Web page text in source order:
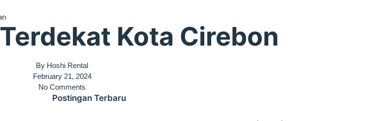
Kota Cirebon
By Hoshi Rental
February 21, 2024
No Comments
Postingan Terbaru